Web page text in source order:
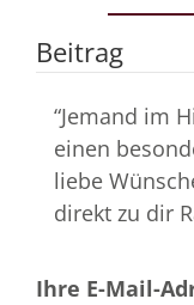
Beitrag
“Jemand im
einen besonderen Tag.
liebe
direkt zu dir
Ihre E-Mail-